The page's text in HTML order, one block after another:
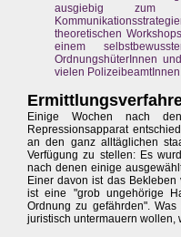
ausgiebig zum
theoretischen
einem
OrdnungshüterInnen
vielen
Einige Wochen nach
Repressionsapparat
an den ganz alltäglichen
Verfügung zu stellen: Es
nach denen einige
Einer davon ist das
ist eine "grob ungehörige
Ordnung zu gefährden".
juristisch untermauern wollen,